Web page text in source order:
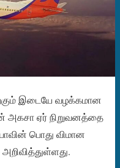
இடையே வழக்கமான
அகசா ஏர் நிறுவனத்தை
பொது விமான